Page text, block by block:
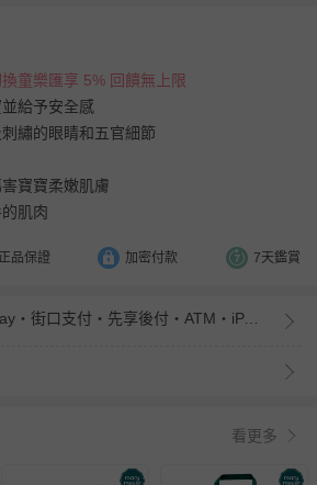
童樂匯享 5% 回饋無上限
給予安全感
繡的眼睛和五官細節
寶寶柔嫩肌膚
肌肉
正品保證 加密付款 7天鑑賞
信用卡・LINE Pay・街口支付・先享後付・ATM・iPASS MONEY
看更多